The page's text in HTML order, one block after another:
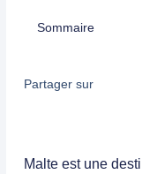
Sommaire
Partager sur
Malte est une